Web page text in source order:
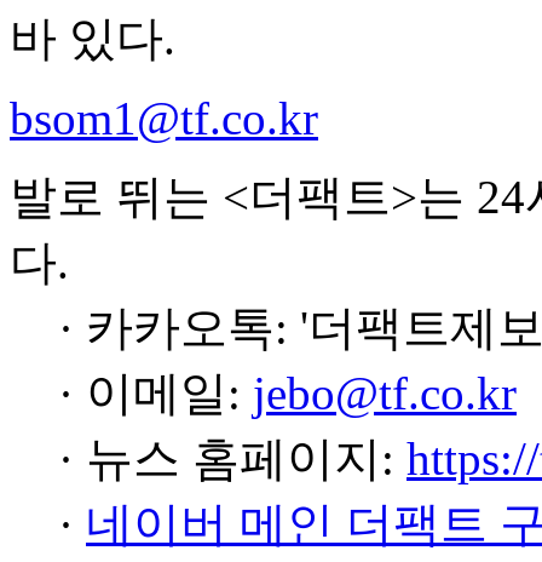
바 있다.
bsom1@tf.co.kr
발로 뛰는 <더팩트>는
다.
· 카카오톡: '더팩트제
· 이메일: jebo@tf.co.kr
· 뉴스 홈페이지:
· 네이버 메인 더팩트